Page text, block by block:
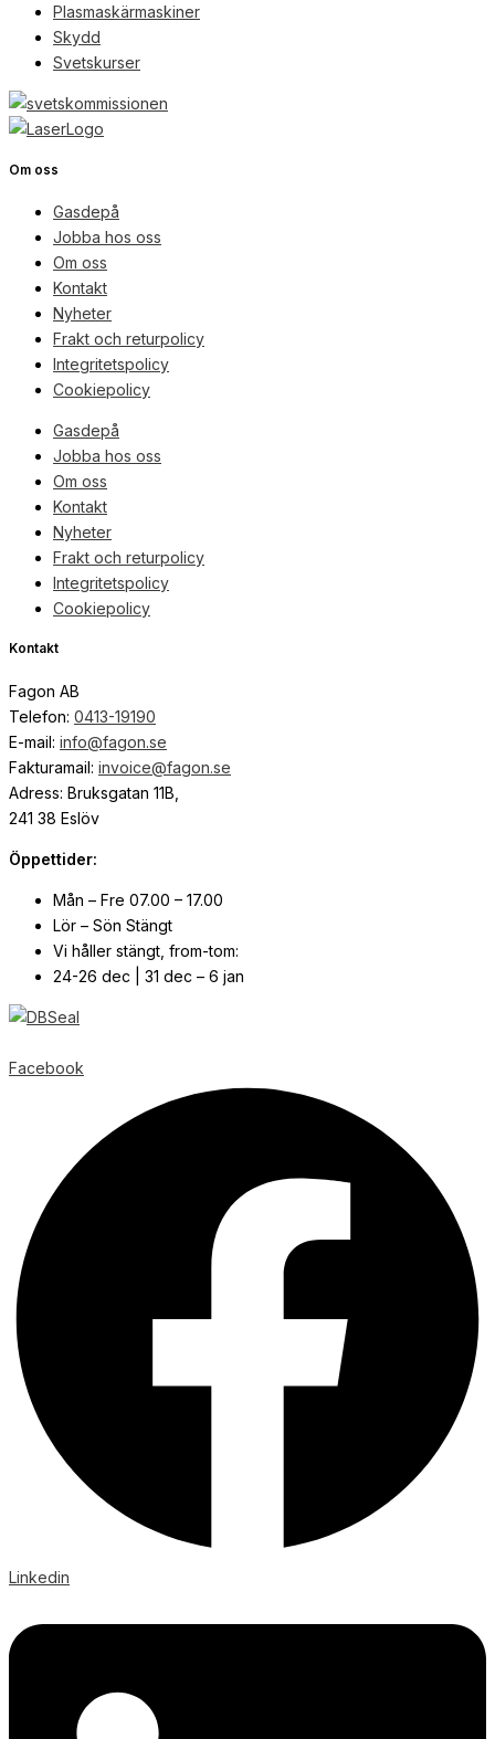
Plasmaskärmaskiner
Skydd
Svetskurser
Om oss
Gasdepå
Jobba hos oss
Om oss
Kontakt
Nyheter
Frakt och returpolicy
Integritetspolicy
Cookiepolicy
Gasdepå
Jobba hos oss
Om oss
Kontakt
Nyheter
Frakt och returpolicy
Integritetspolicy
Cookiepolicy
Kontakt
Fagon AB
Telefon: 0413-19190
E-mail: info@fagon.se
Fakturamail: invoice@fagon.se
Adress: Bruksgatan 11B,
241 38 Eslöv
Öppettider:
Mån – Fre 07.00 – 17.00
Lör – Sön Stängt
Vi håller stängt, from-tom:
24-26 dec | 31 dec – 6 jan
Facebook
Linkedin